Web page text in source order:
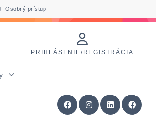
Osobný prístup
PRIHLÁSENIE/REGISTRÁCIA